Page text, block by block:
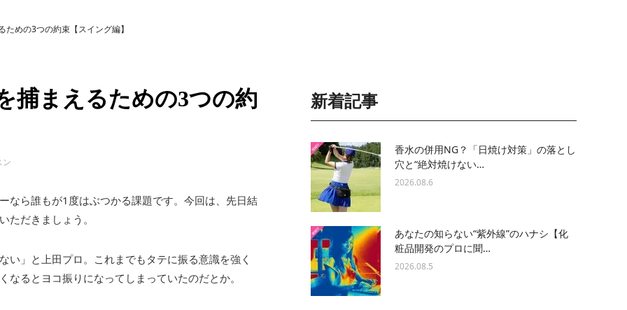
めの3つの約束【スイング編】
捕まえるための3つの約
ン
なら誰もが1度はぶつかる課題です。今回は、先日結
ただきましょう。
」と上田プロ。これまでもタテに振る意識を強く
るとヨコ振りになってしまっていたのだとか。
新着記事
香水の併用NG？「日焼け対策」の落とし
穴と“絶対焼けない…
2026.08.6
あなたの知らない“紫外線”のハナシ【化
粧品開発のプロに聞…
2026.08.5